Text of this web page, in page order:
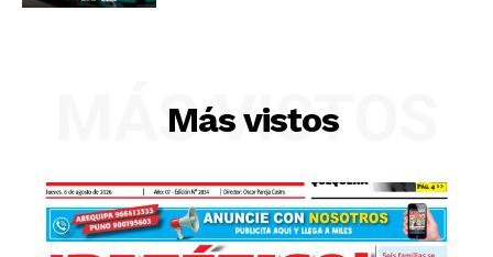
Más vistos
MÁS VISTOS